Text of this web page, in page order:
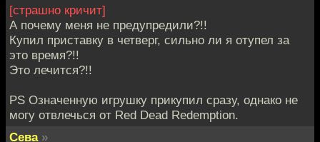
[страшно кричит]
А почему меня не предупредили?!!
Купил приставку в четверг, сильно ли я отупел за
это время?!!
Это лечится?!!
PS Означенную игрушку прикупил сразу, однако не
могу отвлечься от Red Dead Redemption.
Сева »